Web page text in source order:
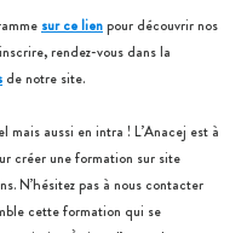
sur ce lien pour découvrir nos
rendez-vous dans la
de notre site.
mais aussi en intra ! L’Anacej est à
créer une formation sur site
N’hésitez pas à nous contacter
cette formation qui se